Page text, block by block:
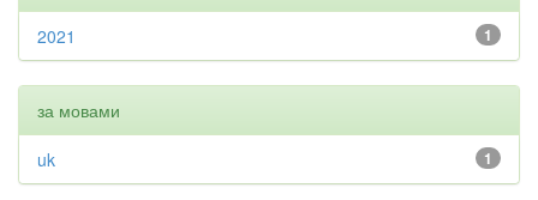
1
2021
за мовами
1
uk